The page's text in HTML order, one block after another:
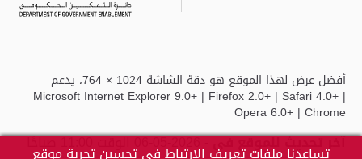
أفضل عرض لهذا الموقع هو دقة الشاشة 1024 × 764، يدعم
Microsoft Internet Explorer 9.0+ | Firefox 2.0+ | Safari 4.0+ |
Opera 6.0+ | Chrome
آخر تحديث للموقع في- 2026-05-06 الوقت 11:00 صباحًا
تساعدنا ملفات تعريف الارتباط في تحسين تجربة موقع